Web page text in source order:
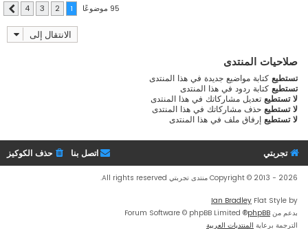
95 موضوعًا 2
3
4 التالي
الانتقال إلى
صلاحيات المنتدى
تستطيعكتابة مواضيع جديدة في هذا المنتدى
تستطيعكتابة ردود في هذا المنتدى
لا تستطيعتعديل مشاركاتك في هذا المنتدى
لا تستطيعحذف مشاركاتك في هذا المنتدى
لا تستطيعإرفاق ملف في هذا المنتدى
تجربتي حذف الكوكيز اتصل بنا
Copyright © 2013 - 2026 منتدى تجربتي All rights reserved.
Flat Style by
Ian Bradley
بدعم منphpBB
® Forum Software © phpBB Limited
الترجمة برعايةالمنتديات العربية